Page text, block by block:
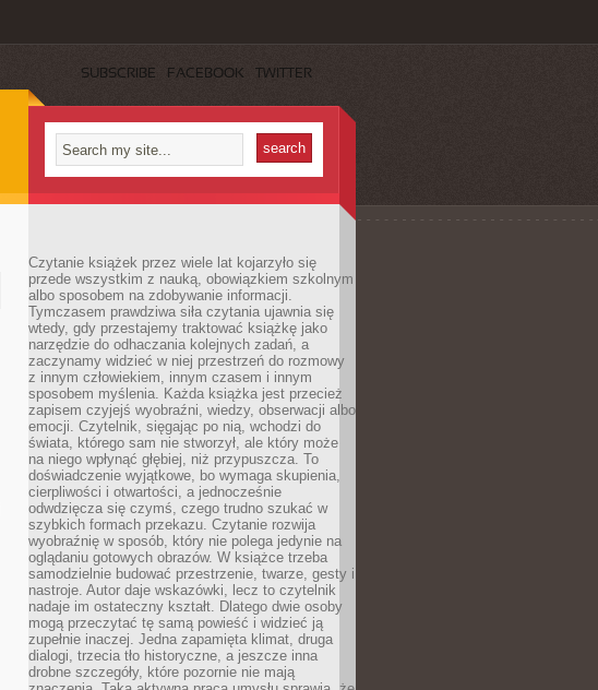
SUBSCRIBE FACEBOOK TWITTER
Czytanie książek przez wiele lat kojarzyło się
przede wszystkim z nauką, obowiązkiem szkolnym
albo sposobem na zdobywanie informacji.
Tymczasem prawdziwa siła czytania ujawnia się
wtedy, gdy przestajemy traktować książkę jako
narzędzie do odhaczania kolejnych zadań, a
zaczynamy widzieć w niej przestrzeń do rozmowy
z innym człowiekiem, innym czasem i innym
sposobem myślenia. Każda książka jest przecież
zapisem czyjejś wyobraźni, wiedzy, obserwacji albo
emocji. Czytelnik, sięgając po nią, wchodzi do
świata, którego sam nie stworzył, ale który może
na niego wpłynąć głębiej, niż przypuszcza. To
doświadczenie wyjątkowe, bo wymaga skupienia,
cierpliwości i otwartości, a jednocześnie
odwdzięcza się czymś, czego trudno szukać w
szybkich formach przekazu. Czytanie rozwija
wyobraźnię w sposób, który nie polega jedynie na
oglądaniu gotowych obrazów. W książce trzeba
samodzielnie budować przestrzenie, twarze, gesty i
nastroje. Autor daje wskazówki, lecz to czytelnik
nadaje im ostateczny kształt. Dlatego dwie osoby
mogą przeczytać tę samą powieść i widzieć ją
zupełnie inaczej. Jedna zapamięta klimat, druga
dialogi, trzecia tło historyczne, a jeszcze inna
drobne szczegóły, które pozornie nie mają